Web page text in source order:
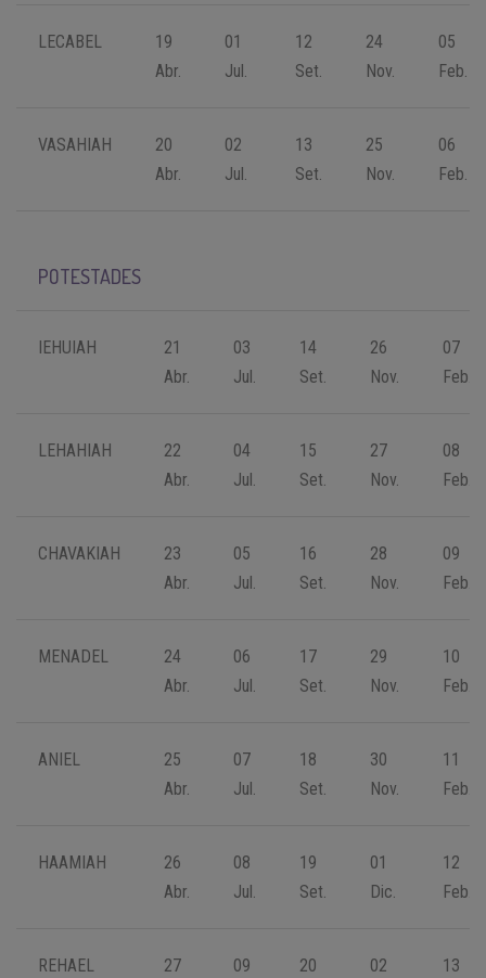
LECABEL
19
Abr.
01
Jul.
12
Set.
24
Nov.
05
Feb.
VASAHIAH
20
Abr.
02
Jul.
13
Set.
25
Nov.
06
Feb.
POTESTADES
IEHUIAH
21
Abr.
03
Jul.
14
Set.
26
Nov.
07
Feb.
LEHAHIAH
22
Abr.
04
Jul.
15
Set.
27
Nov.
08
Feb.
CHAVAKIAH
23
Abr.
05
Jul.
16
Set.
28
Nov.
09
Feb.
MENADEL
24
Abr.
06
Jul.
17
Set.
29
Nov.
10
Feb.
ANIEL
25
Abr.
07
Jul.
18
Set.
30
Nov.
11
Feb.
HAAMIAH
26
Abr.
08
Jul.
19
Set.
01
Dic.
12
Feb.
REHAEL
27
09
20
02
13